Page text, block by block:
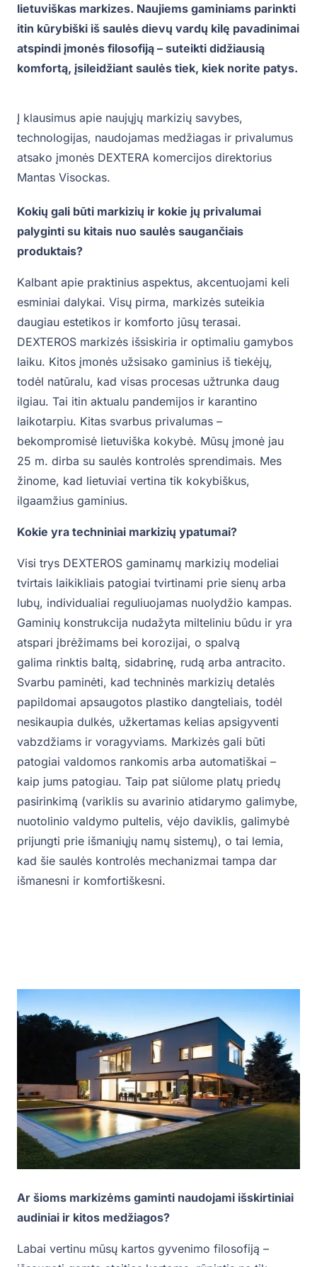
lietuviškas markizes. Naujiems gaminiams parinkti
itin kūrybiški iš saulės dievų vardų kilę pavadinimai
atspindi įmonės filosofiją – suteikti didžiausią
komfortą, įsileidžiant saulės tiek, kiek norite patys.
Į klausimus apie naujųjų markizių savybes,
technologijas, naudojamas medžiagas ir privalumus
atsako įmonės DEXTERA komercijos direktorius
Mantas Visockas.
Kokių gali būti markizių ir kokie jų privalumai
palyginti su kitais nuo saulės saugančiais
produktais?
Kalbant apie praktinius aspektus, akcentuojami keli
esminiai dalykai. Visų pirma, markizės suteikia
daugiau estetikos ir komforto jūsų terasai.
DEXTEROS markizės išsiskiria ir optimaliu gamybos
laiku. Kitos įmonės užsisako gaminius iš tiekėjų,
todėl natūralu, kad visas procesas užtrunka daug
ilgiau. Tai itin aktualu pandemijos ir karantino
laikotarpiu. Kitas svarbus privalumas –
bekompromisė lietuviška kokybė. Mūsų įmonė jau
25 m. dirba su saulės kontrolės sprendimais. Mes
žinome, kad lietuviai vertina tik kokybiškus,
ilgaamžius gaminius.
Kokie yra techniniai markizių ypatumai?
Visi trys DEXTEROS gaminamų markizių modeliai
tvirtais laikikliais patogiai tvirtinami prie sienų arba
lubų, individualiai reguliuojamas nuolydžio kampas.
Gaminių konstrukcija nudažyta milteliniu būdu ir yra
atspari įbrėžimams bei korozijai, o spalvą
galima rinktis baltą, sidabrinę, rudą arba antracito.
Svarbu paminėti, kad techninės markizių detalės
papildomai apsaugotos plastiko dangteliais, todėl
nesikaupia dulkės, užkertamas kelias apsigyventi
vabzdžiams ir voragyviams. Markizės gali būti
patogiai valdomos rankomis arba automatiškai –
kaip jums patogiau. Taip pat siūlome platų priedų
pasirinkimą (variklis su avarinio atidarymo galimybe,
nuotolinio valdymo pultelis, vėjo daviklis, galimybė
prijungti prie išmaniųjų namų sistemų), o tai lemia,
kad šie saulės kontrolės mechanizmai tampa dar
išmanesni ir komfortiškesni.
Ar šioms markizėms gaminti naudojami išskirtiniai
audiniai ir kitos medžiagos?
Labai vertinu mūsų kartos gyvenimo filosofiją –